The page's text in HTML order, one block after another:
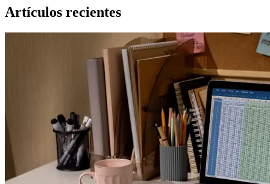
Artículos recientes